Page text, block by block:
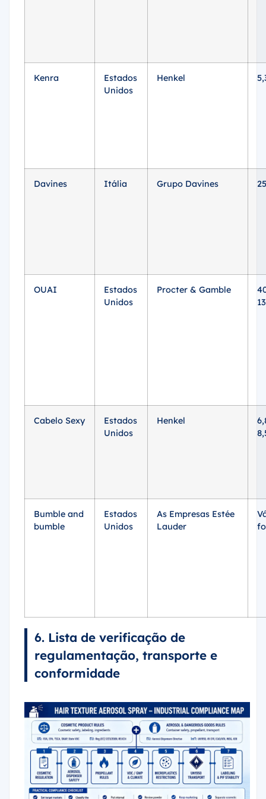
Kenra
Estados
Unidos
Henkel
Davines Itália Grupo Davines
OUAI
Estados
Unidos
Procter & Gamble
Cabelo Sexy
Estados
Unidos
Henkel
Bumble and
bumble
Estados
Unidos
As Empresas Estée
Lauder
6. Lista de verificação de
regulamentação, transporte e
conformidade